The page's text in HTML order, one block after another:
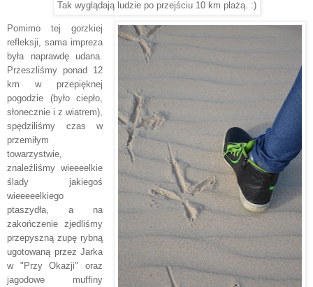
Tak wyglądają ludzie po przejściu 10 km plażą. :)
Pomimo tej gorzkiej
refleksji, sama impreza
była naprawdę udana.
Przeszliśmy ponad 12
km w przepięknej
pogodzie (było ciepło,
słonecznie i z wiatrem),
spędziliśmy czas w
przemiłym
towarzystwie,
znaleźliśmy wieeeelkie
ślady jakiegoś
wieeeeelkiego
ptaszydła, a na
zakończenie zjedliśmy
przepyszną zupę rybną
ugotowaną przez Jarka
w "Przy Okazji" oraz
jagodowe muffiny